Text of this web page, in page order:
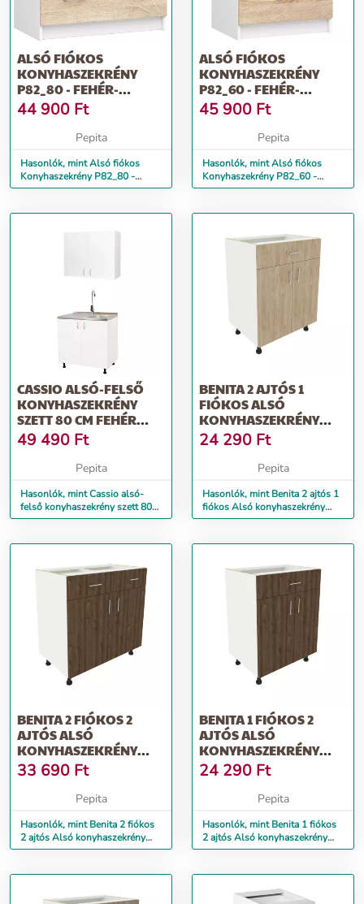
ALSÓ FIÓKOS
KONYHASZEKRÉNY
P82_80 - FEHÉR-
SONOMA
44 900 Ft
Pepita
Hasonlók, mint Alsó fiókos
Konyhaszekrény P82_80 -
fehér-sonoma
ALSÓ FIÓKOS
KONYHASZEKRÉNY
P82_60 - FEHÉR-
SONOMA
45 900 Ft
Pepita
Hasonlók, mint Alsó fiókos
Konyhaszekrény P82_60 -
fehér-sonoma
CASSIO ALSÓ-FELSŐ
KONYHASZEKRÉNY
SZETT 80 CM FEHÉR
SZÍNBEN
49 490 Ft
Pepita
Hasonlók, mint Cassio alsó-
felső konyhaszekrény szett 80
cm fehér színben
BENITA 2 AJTÓS 1
FIÓKOS ALSÓ
KONYHASZEKRÉNY
TERMÉSZETES FA-
FEHÉR...
24 290 Ft
Pepita
Hasonlók, mint Benita 2 ajtós 1
fiókos Alsó konyhaszekrény
Természetes fa-Fehér...
BENITA 2 FIÓKOS 2
AJTÓS ALSÓ
KONYHASZEKRÉNY
BRONZ TÖLGY-FEHÉR
80X...
33 690 Ft
Pepita
Hasonlók, mint Benita 2 fiókos
2 ajtós Alsó konyhaszekrény
Bronz Tölgy-Fehér 80x...
BENITA 1 FIÓKOS 2
AJTÓS ALSÓ
KONYHASZEKRÉNY
BRONZ TÖLGY-FEHÉR
60X...
24 290 Ft
Pepita
Hasonlók, mint Benita 1 fiókos
2 ajtós Alsó konyhaszekrény
Bronz Tölgy-Fehér 60x...